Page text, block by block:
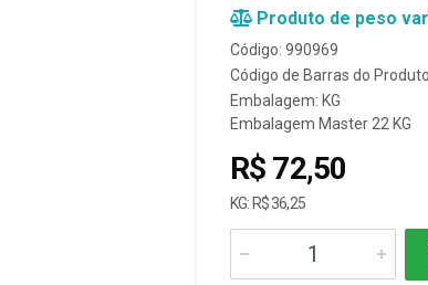
Produto de peso
Código: 990969
Código de Barras do
Embalagem: KG
Embalagem Master 22 KG
R$ 72,50
KG: R$ 36,25